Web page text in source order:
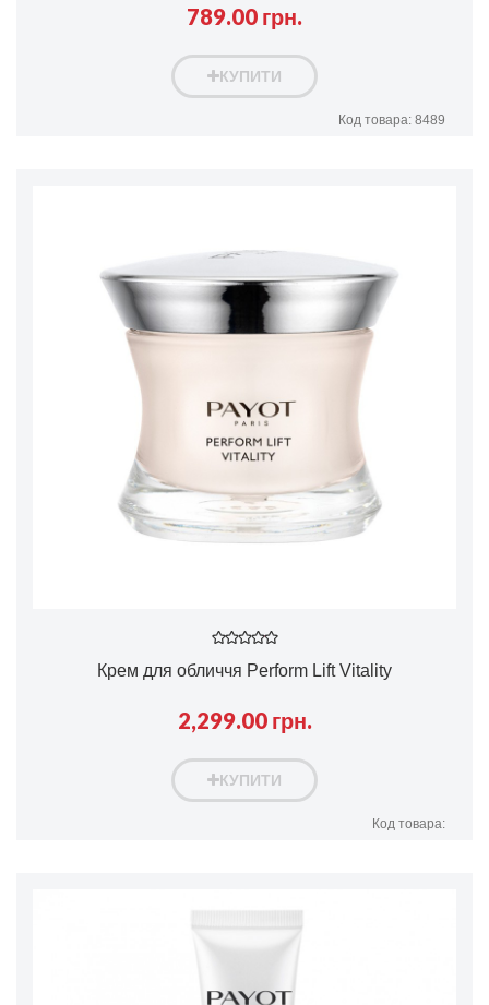
789.00 грн.
КУПИТИ
Код товара: 8489
Крем для обличчя Perform Lift Vitality
2,299.00 грн.
КУПИТИ
Код товара: